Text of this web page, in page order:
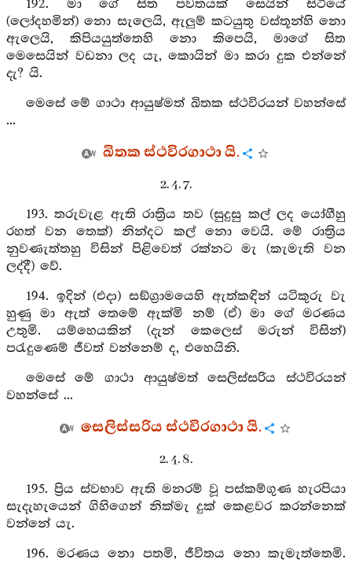
192. මා ගේ සිත පර්‍වතයක් සෙයින් සිටියේ
(ලෝදහමින්) නො සැලෙයි, ඇලුම් කටයුතු වස්තූන්හි නො
ඇලෙයි, කිපියයුත්තෙහි නො කිපෙයි, මාගේ සිත
මෙසෙයින් වඩනා ලද යැ, කොයින් මා කරා දුක එන්නේ
දැ? යි.
මෙසේ මේ ගාථා ආයුෂ්මත් ඛිතක ස්ථවිරයන් වහන්සේ
...
ඛිතක ස්ථවිරගාථා යි.
2. 4. 7.
193. තරුවැළ ඇති රාත්‍රිය තව (සුදුසු කල් ලද යෝගීහු
රහත් වන තෙක්) නින්දට කල් නො වෙයි. මේ රාත්‍රිය
නුවණැත්තහු විසින් පිළිවෙත් රක්නට මැ (කැමැති වන
ලද්දී) වේ.
194. ඉදින් (එදා) සඞ්ග්‍රාමයෙහි ඇත්කඳින් යටිකුරු වැ
හුණු මා ඇත් තෙමේ ඇක්මි නම් (ඒ) මා ගේ මරණය
උතුමි. යම්හෙයකින් (දැන් කෙලෙස් මරුන් විසින්)
පරැදුණෙම් ජීවත් වන්නෙම් ද, එහෙයිනි.
මෙසේ මේ ගාථා ආයුෂ්මත් සෙලිස්සරිය ස්ථවිරයන්
වහන්සේ ...
සෙලිස්සරිය ස්ථවිරගාථා යි.
2. 4. 8.
195. ප්‍රිය ස්වභාව ඇති මනරම් වූ පස්කම්ගුණ හැරපියා
සැදැහැයෙන් ගිහිගෙන් නික්මැ දුක් කෙළවර කරන්නෙක්
වන්නේ යැ.
196. මරණය නො පතමි, ජීවිතය නො කැමැත්තෙමි.